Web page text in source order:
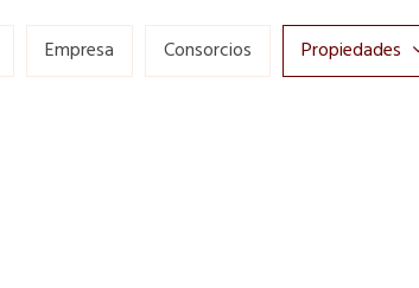
Empresa Consorcios Propiedades